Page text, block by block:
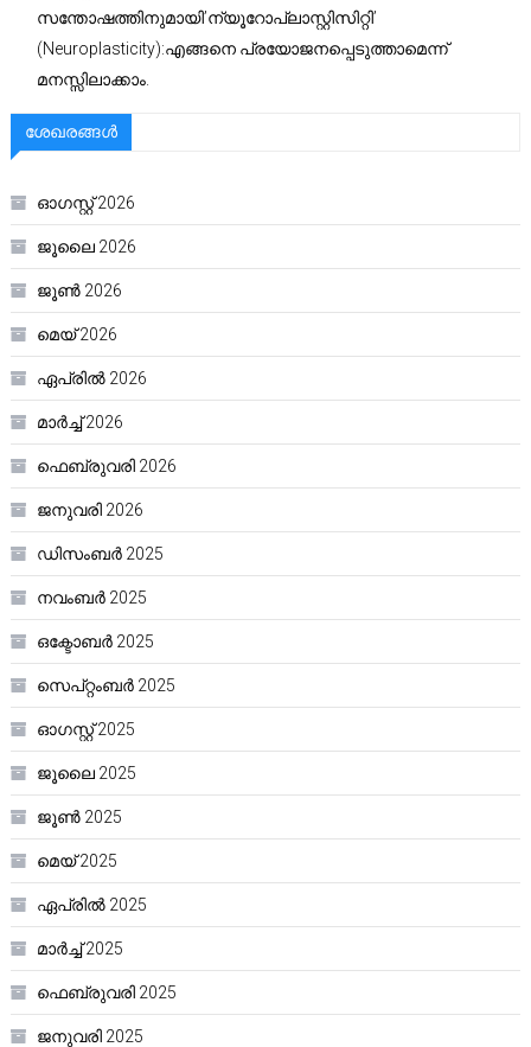
സന്തോഷത്തിനുമായി’ന്യൂറോപ്ലാസ്റ്റിസിറ്റി’
(Neuroplasticity):എങ്ങനെ പ്രയോജനപ്പെടുത്താമെന്ന്
മനസ്സിലാക്കാം.
ശേഖരങ്ങൾ
ഓഗസ്റ്റ്‌ 2026
ജൂലൈ 2026
ജൂൺ 2026
മെയ്‌ 2026
ഏപ്രിൽ 2026
മാർച്ച്‌ 2026
ഫെബ്രുവരി 2026
ജനുവരി 2026
ഡിസംബർ 2025
നവംബർ 2025
ഒക്ടോബർ 2025
സെപ്റ്റംബർ 2025
ഓഗസ്റ്റ്‌ 2025
ജൂലൈ 2025
ജൂൺ 2025
മെയ്‌ 2025
ഏപ്രിൽ 2025
മാർച്ച്‌ 2025
ഫെബ്രുവരി 2025
ജനുവരി 2025